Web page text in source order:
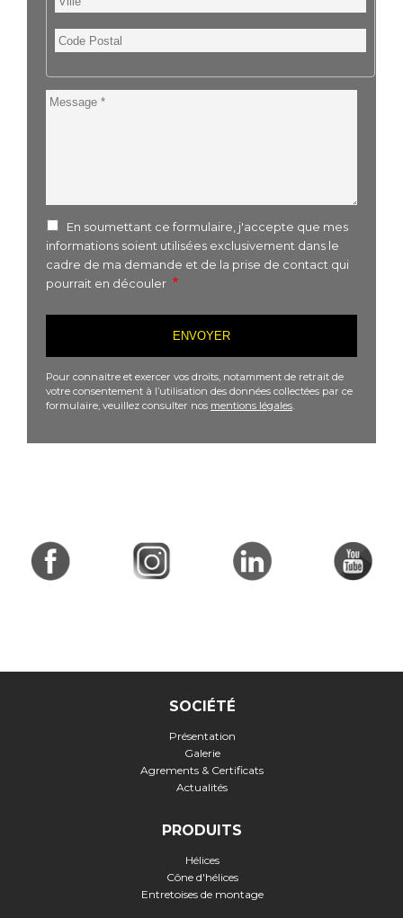
Code
Postal
Message
En soumettant ce formulaire, j'accepte que mes
informations soient utilisées exclusivement dans le
cadre de ma demande et de la prise de contact qui
pourrait en découler
Pour connaitre et exercer vos droits, notamment de retrait de
votre consentement à l’utilisation des données collectées par ce
formulaire, veuillez consulter nos mentions légales
SOCIÉTÉ
Présentation
Galerie
Agrements & Certificats
Actualités
PRODUITS
Hélices
Cône d'hélices
Entretoises de montage